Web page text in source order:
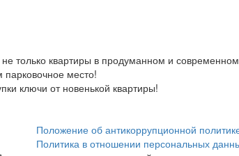
только квартиры в продуманном и
место!
ключи от новенькой квартиры!
Положение об антикоррупционной
Политика в отношении персональных